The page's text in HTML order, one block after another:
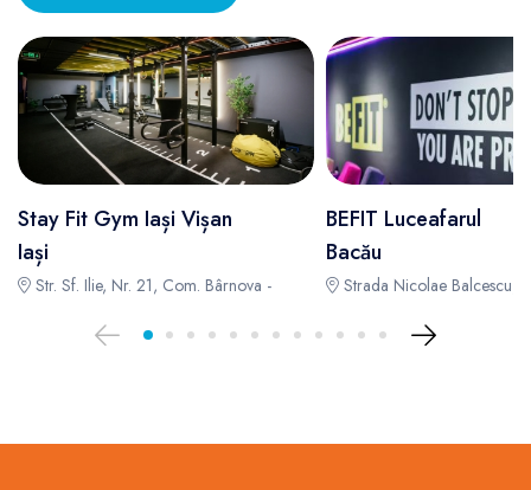
Stay Fit Gym Iași Vișan
Iași
Str. Sf. Ilie, Nr. 21, Com. Bârnova -
BEFIT Luceafarul
Bacău
Strada Nicolae Balcescu,